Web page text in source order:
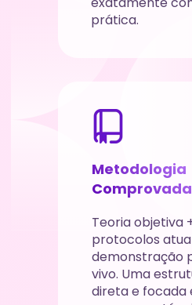
Metodologia
Comprovada
Teoria objetiva
protocolos
demonstração
vivo. Uma
direta e focada
prática.